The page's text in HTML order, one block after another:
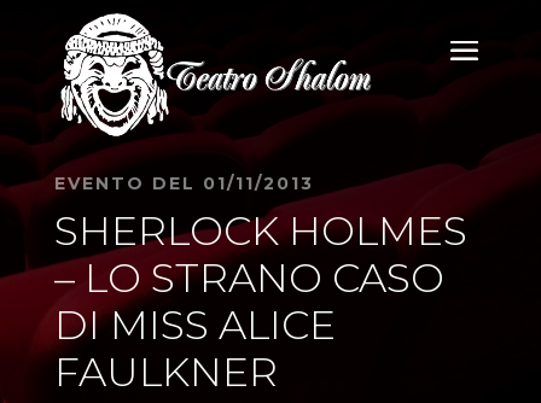
EVENTO DEL 01/11/2013
SHERLOCK HOLMES
– LO STRANO CASO
DI MISS ALICE
FAULKNER